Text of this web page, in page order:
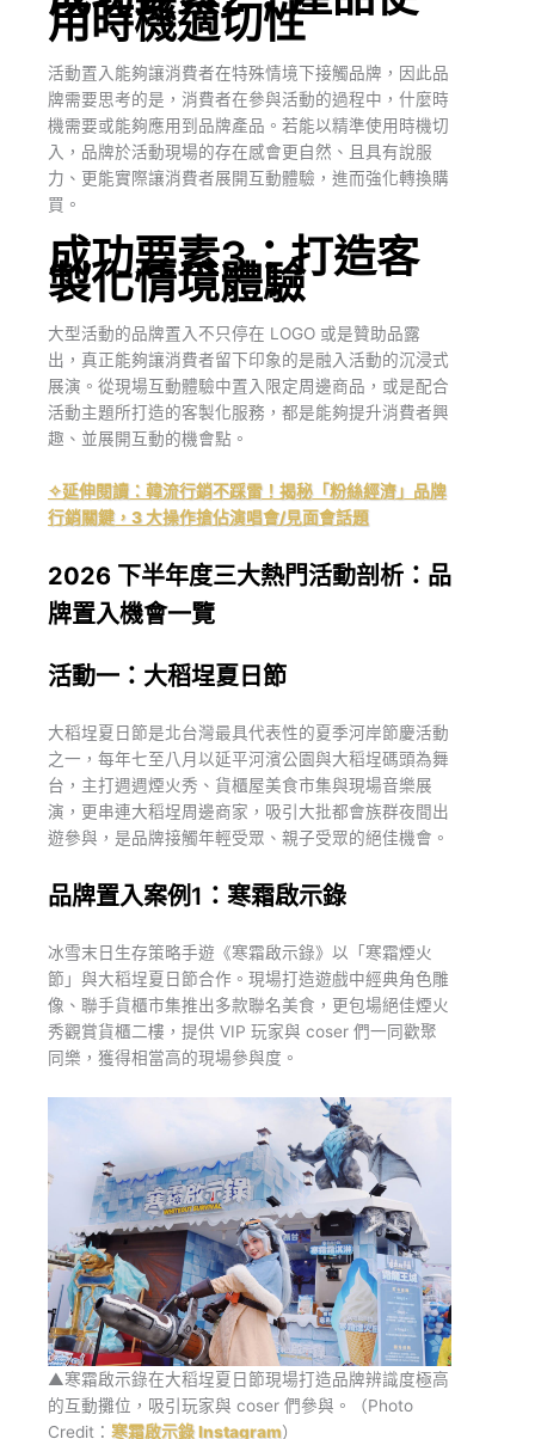
用時機適切性
活動置入能夠讓消費者在特殊情境下接觸品牌，因此品
牌需要思考的是，消費者在參與活動的過程中，什麼時
機需要或能夠應用到品牌產品。若能以精準使用時機切
入，品牌於活動現場的存在感會更自然、且具有說服
力、更能實際讓消費者展開互動體驗，進而強化轉換購
買。
成功要素3：打造客
製化情境體驗
大型活動的品牌置入不只停在 LOGO 或是贊助品露
出，真正能夠讓消費者留下印象的是融入活動的沉浸式
展演。從現場互動體驗中置入限定周邊商品，或是配合
活動主題所打造的客製化服務，都是能夠提升消費者興
趣、並展開互動的機會點。
✧延伸閱讀：韓流行銷不踩雷！揭秘「粉絲經濟」品牌
行銷關鍵，3 大操作搶佔演唱會/見面會話題
2026 下半年度三大熱門活動剖析：品
牌置入機會一覽
活動一：大稻埕夏日節
大稻埕夏日節是北台灣最具代表性的夏季河岸節慶活動
之一，每年七至八月以延平河濱公園與大稻埕碼頭為舞
台，主打週週煙火秀、貨櫃屋美食市集與現場音樂展
演，更串連大稻埕周邊商家，吸引大批都會族群夜間出
遊參與，是品牌接觸年輕受眾、親子受眾的絕佳機會。
品牌置入案例1：寒霜啟示錄
冰雪末日生存策略手遊《寒霜啟示錄》以「寒霜煙火
節」與大稻埕夏日節合作。現場打造遊戲中經典角色雕
像、聯手貨櫃市集推出多款聯名美食，更包場絕佳煙火
秀觀賞貨櫃二樓，提供 VIP 玩家與 coser 們一同歡聚
同樂，獲得相當高的現場參與度。
▲寒霜啟示錄在大稻埕夏日節現場打造品牌辨識度極高
的互動攤位，吸引玩家與 coser 們參與。（Photo
Credit： 寒霜啟示錄 Instagram）